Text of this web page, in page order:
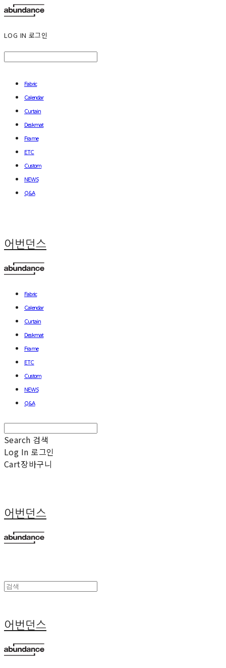
LOG IN 로그인
Fabric
Calendar
Curtain
Deskmat
Frame
ETC
Custom
NEWS
Q&A
어번던스
Fabric
Calendar
Curtain
Deskmat
Frame
ETC
Custom
NEWS
Q&A
Search 검색
Log In 로그인
Cart장바구니
어번던스
어번던스